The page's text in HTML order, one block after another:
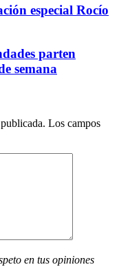
especial Rocío
parten
semana
Los campos
en tus opiniones